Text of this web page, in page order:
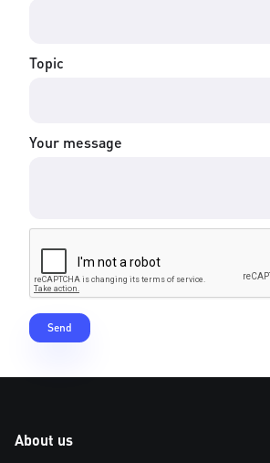
Topic
Your message
About us